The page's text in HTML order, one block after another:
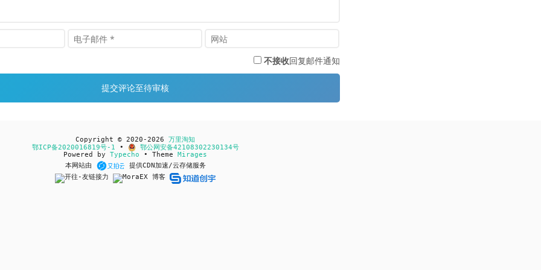
不接收回复邮件通知
Copyright © 2020-2026 万里淘知
鄂ICP备2020016819号-1 •
鄂公网安备42108302230134号
Powered by Typecho • Theme Mirages
本网站由
提供CDN加速/云存储服务